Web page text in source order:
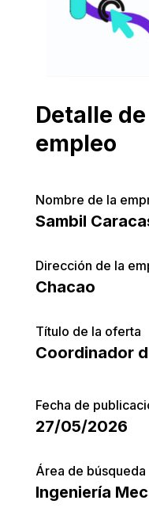
Detalle
empleo
Nombre de la
Sambil
Dirección de la
Chacao
Título de la oferta
Coordinador
Fecha de
27/05/2026
Área de búsqueda
Ingeniería